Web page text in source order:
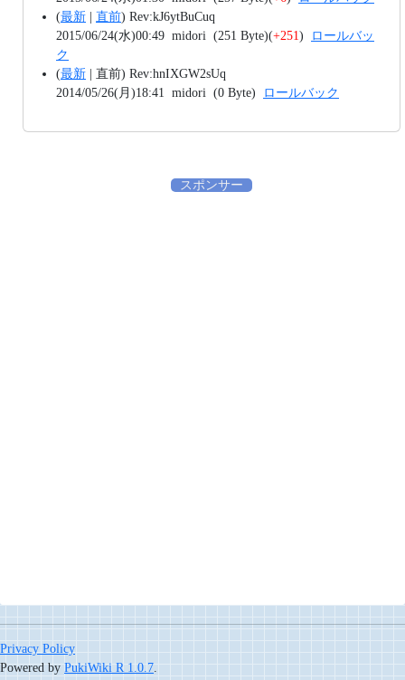
(最新 直前) Rev:kJ6ytBuCuq
2015/06/24(水)00:49 midori (251 Byte)(+251 )
ロールバッ
ク
(最新 直前) Rev:hnIXGW2sUq
2014/05/26(月)18:41
midori (0 Byte) ロールバック
スポンサー
Privacy Policy
Powered by PukiWiki R 1.0.7